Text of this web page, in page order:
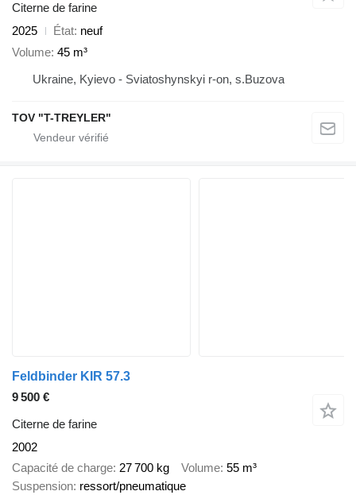
Citerne de farine
2025
État neuf
Volume 45 m³
Ukraine, Kyievo - Sviatoshynskyi r-on, s.Buzova
TOV "T-TREYLER"
Feldbinder KIR 57.3
9 500 €
Citerne de farine
2002
Capacité de charge 27 700 kg Volume 55 m³
Suspension ressort/pneumatique